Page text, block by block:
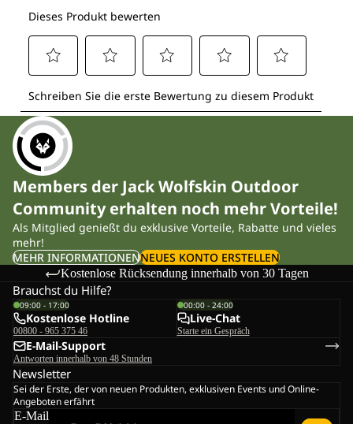
Members der Jack Wolfskin Outdoor
Community erhalten noch mehr Vorteile!
Als Mitglied genießt du exklusive Vorteile, Rabatte und vieles
mehr!
MEHR INFORMATIONENNEUES KONTO ERSTELLEN
Kostenlose Rücksendung innerhalb von 30 Tagen
Brauchst du Hilfe?
09:00 - 17:00
Kostenlose Hotline
00800 - 965 375 46
00:00 - 24:00
Live-Chat
Starte ein Gespräch
E-Mail-Support
Antworten innerhalb von 48 Stunden
Newsletter
Sei der Erste, der von neuen Produkten, exklusiven Events und Online-
Angeboten erfährt
E-Mail